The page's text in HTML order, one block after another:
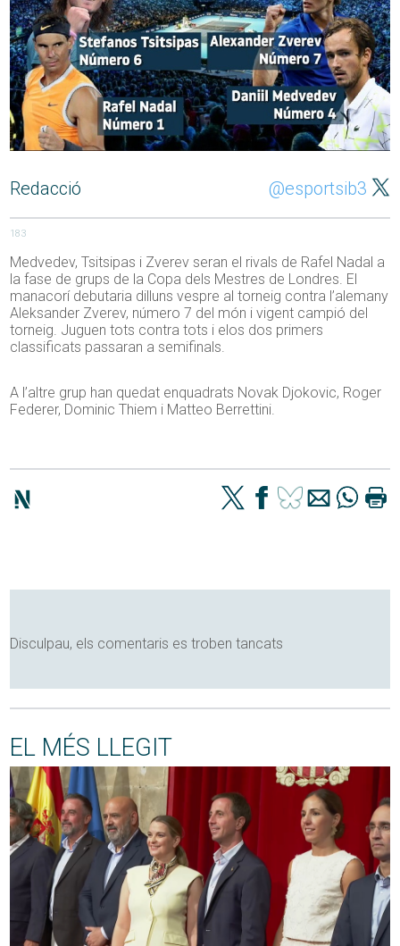
Redacció @esportsib3
183
Medvedev, Tsitsipas i Zverev seran el rivals de Rafel Nadal a
la fase de grups de la Copa dels Mestres de Londres. El
manacorí debutaria dilluns vespre al torneig contra l’alemany
Aleksander Zverev, número 7 del món i vigent campió del
torneig. Juguen tots contra tots i elos dos primers
classificats passaran a semifinals.
A l’altre grup han quedat enquadrats Novak Djokovic, Roger
Federer, Dominic Thiem i Matteo Berrettini.
Disculpau, els comentaris es troben tancats
EL MÉS LLEGIT